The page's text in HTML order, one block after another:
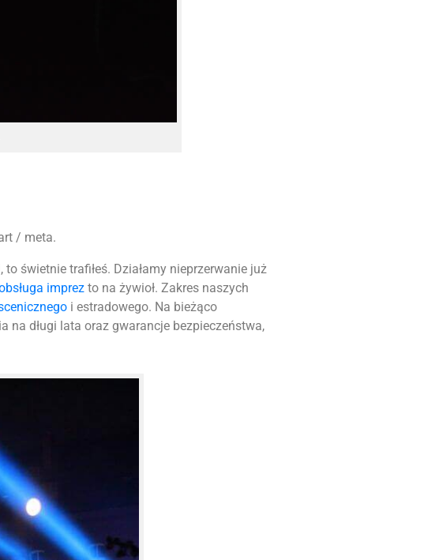
/ meta.
świetnie trafiłeś. Działamy nieprzerwanie już
imprez to na żywioł. Zakres naszych
i estradowego. Na bieżąco
długi lata oraz gwarancje bezpieczeństwa,